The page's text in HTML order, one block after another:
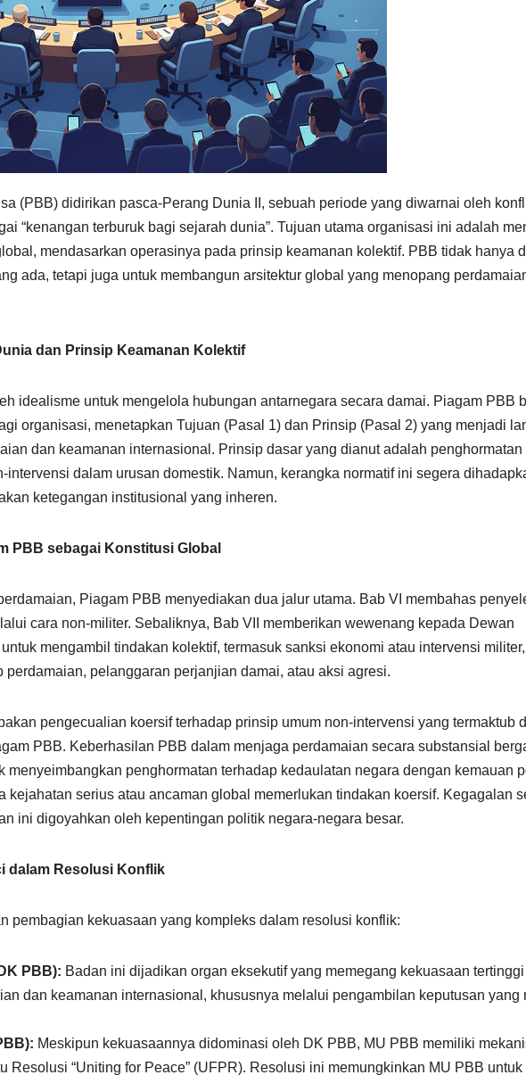
(PBB) didirikan pasca-Perang Dunia II, sebuah periode yang diwarnai oleh
“kenangan terburuk bagi sejarah dunia”. Tujuan utama organisasi ini adalah
mendasarkan operasinya pada prinsip keamanan kolektif. PBB tidak hanya
ada, tetapi juga untuk membangun arsitektur global yang menopang
dan Prinsip Keamanan Kolektif
idealisme untuk mengelola hubungan antarnegara secara damai. Piagam PBB
organisasi, menetapkan Tujuan (Pasal 1) dan Prinsip (Pasal 2) yang menjadi
dan keamanan internasional. Prinsip dasar yang dianut adalah penghormatan
intervensi dalam urusan domestik. Namun, kerangka normatif ini segera
ketegangan institusional yang inheren.
PBB sebagai Konstitusi Global
Piagam PBB menyediakan dua jalur utama. Bab VI membahas
cara non-militer. Sebaliknya, Bab VII memberikan wewenang kepada Dewan
mengambil tindakan kolektif, termasuk sanksi ekonomi atau intervensi
perdamaian, pelanggaran perjanjian damai, atau aksi agresi.
pengecualian koersif terhadap prinsip umum non-intervensi yang termaktub
PBB. Keberhasilan PBB dalam menjaga perdamaian secara substansial
menyeimbangkan penghormatan terhadap kedaulatan negara dengan kemauan
kejahatan serius atau ancaman global memerlukan tindakan koersif. Kegagalan
ini digoyahkan oleh kepentingan politik negara-negara besar.
dalam Resolusi Konflik
pembagian kekuasaan yang kompleks dalam resolusi konflik:
PBB): Badan ini dijadikan organ eksekutif yang memegang kekuasaan
dan keamanan internasional, khususnya melalui pengambilan keputusan yang
Meskipun kekuasaannya didominasi oleh DK PBB, MU PBB memiliki
Resolusi “Uniting for Peace” (UFPR). Resolusi ini memungkinkan MU PBB untuk